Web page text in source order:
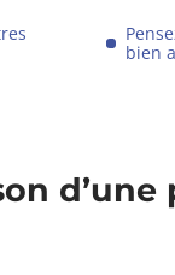
bien